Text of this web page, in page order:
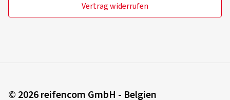
Vertrag widerrufen
© 2026 reifencom GmbH - Belgien